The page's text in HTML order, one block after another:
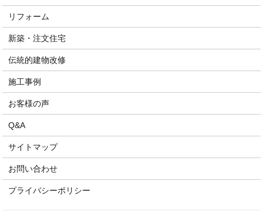
リフォーム
新築・注文住宅
伝統的建物改修
施工事例
お客様の声
Q&A
サイトマップ
お問い合わせ
プライバシーポリシー